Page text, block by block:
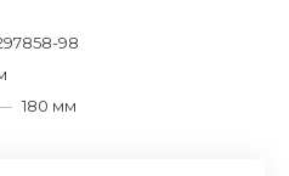
98
180 мм